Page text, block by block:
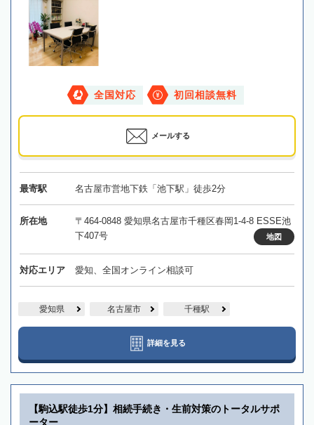
全国対応 初回相談無料
メールする
最寄駅 名古屋市営地下鉄「池下駅」徒歩2分
所在地
〒464-0848 愛知県名古屋市千種区春岡1-4-8 ESSE池
下407号
地図
対応エリア 愛知、全国オンライン相談可
愛知県 名古屋市 千種駅
詳細を見る
【駒込駅徒歩1分】相続手続き・生前対策のトータルサポ
ーター